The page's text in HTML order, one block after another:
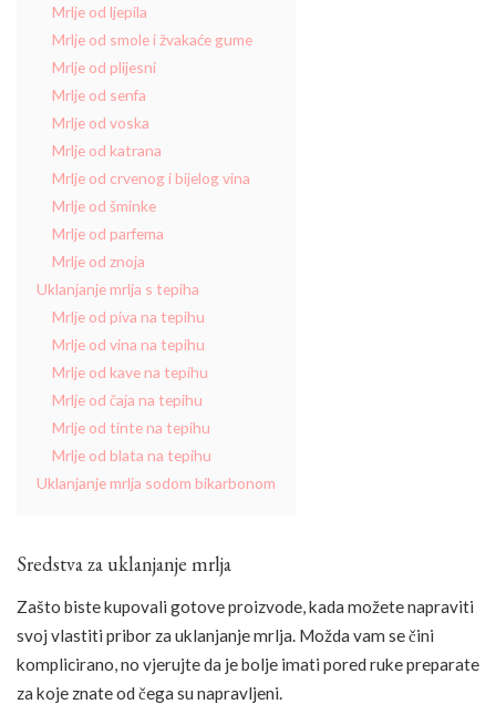
Mrlje od ljepila
Mrlje od smole i žvakaće gume
Mrlje od plijesni
Mrlje od senfa
Mrlje od voska
Mrlje od katrana
Mrlje od crvenog i bijelog vina
Mrlje od šminke
Mrlje od parfema
Mrlje od znoja
Uklanjanje mrlja s tepiha
Mrlje od piva na tepihu
Mrlje od vina na tepihu
Mrlje od kave na tepihu
Mrlje od čaja na tepihu
Mrlje od tinte na tepihu
Mrlje od blata na tepihu
Uklanjanje mrlja sodom bikarbonom
Sredstva za uklanjanje mrlja
Zašto biste kupovali gotove proizvode, kada možete napraviti
svoj vlastiti pribor za uklanjanje mrlja. Možda vam se čini
komplicirano, no vjerujte da je bolje imati pored ruke preparate
za koje znate od čega su napravljeni.